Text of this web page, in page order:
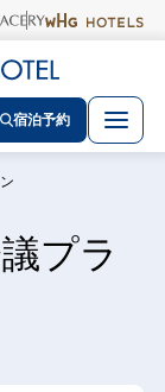
宿泊予約
プラ